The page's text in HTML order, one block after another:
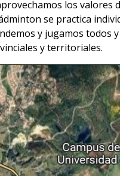
los
se practica
y jugamos todos
y territoriales.